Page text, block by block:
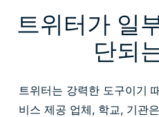
트위터가 일
단되
트위터는 강력한 도구이기
비스 제공 업체, 학교, 기관